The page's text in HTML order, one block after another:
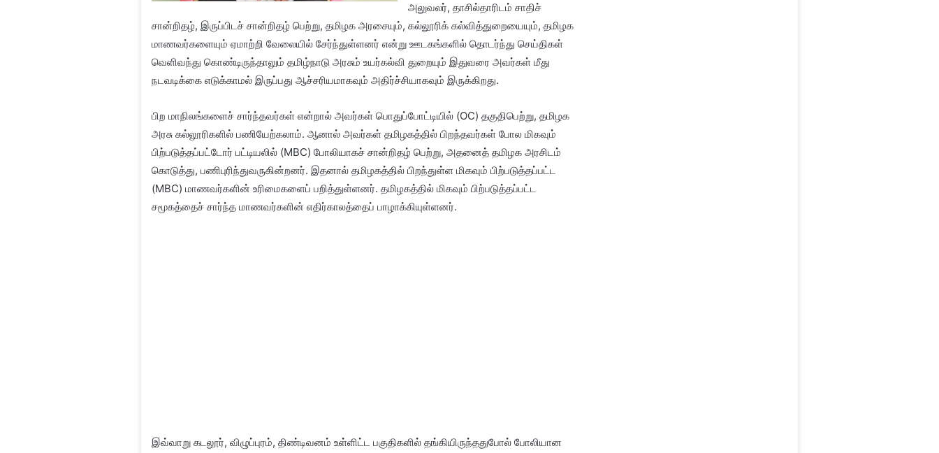
அலுவலர், தாசில்தாரிடம் சாதிச்
சான்றிதழ், இருப்பிடச் சான்றிதழ் பெற்று, தமிழக அரசையும், கல்லூரிக் கல்வித்துறையையும், தமிழக
மாணவர்களையும் ஏமாற்றி வேலையில் சேர்ந்துள்ளனர் என்று ஊடகங்களில் தொடர்ந்து செய்திகள்
வெளிவந்து கொண்டிருந்தாலும் தமிழ்நாடு அரசும் உயர்கல்வி துறையும் இதுவரை அவர்கள் மீது
நடவடிக்கை எடுக்காமல் இருப்பது ஆச்சரியமாகவும் அதிர்ச்சியாகவும் இருக்கிறது.
பிற மாநிலங்களைச் சார்ந்தவர்கள் என்றால் அவர்கள் பொதுப்போட்டியில் (OC) தகுதிபெற்று, தமிழக
அரசு கல்லூரிகளில் பணியேற்கலாம். ஆனால் அவர்கள் தமிழகத்தில் பிறந்தவர்கள் போல மிகவும்
பிற்படுத்தப்பட்டோர் பட்டியலில் (MBC) போலியாகச் சான்றிதழ் பெற்று, அதனைத் தமிழக அரசிடம்
கொடுத்து, பணிபுரிந்துவருகின்றனர். இதனால் தமிழகத்தில் பிறந்துள்ள மிகவும் பிற்படுத்தப்பட்ட
(MBC) மாணவர்களின் உரிமைகளைப் பறித்துள்ளனர். தமிழகத்தில் மிகவும் பிற்படுத்தப்பட்ட
சமூகத்தைச் சார்ந்த மாணவர்களின் எதிர்காலத்தைப் பாழாக்கியுள்ளனர்.
இவ்வாறு கடலூர், விழுப்புரம், திண்டிவனம் உள்ளிட்ட பகுதிகளில் தங்கியிருந்ததுபோல் போலியான